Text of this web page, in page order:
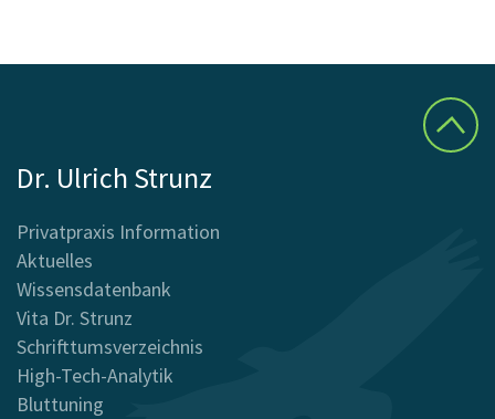
Dr. Ulrich Strunz
Privatpraxis Information
Aktuelles
Wissensdatenbank
Vita Dr. Strunz
Schrifttumsverzeichnis
High-Tech-Analytik
Bluttuning